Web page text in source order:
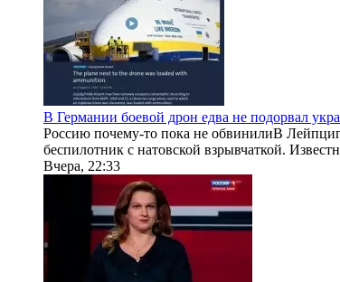
В Германии боевой дрон едва не подорвал
Россию почему-то пока не обвинилиВ
беспилотник с натовской взрывчаткой.
Вчера, 22:33